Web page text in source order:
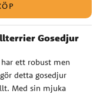
och tillfällen
omtänksamt,
eller födelsedag. ✔️
med hög kvalitet ✔️
från 0 månader ✔️
Gosedjur
ett robust men
detta gosedjur
Med sin mjuka